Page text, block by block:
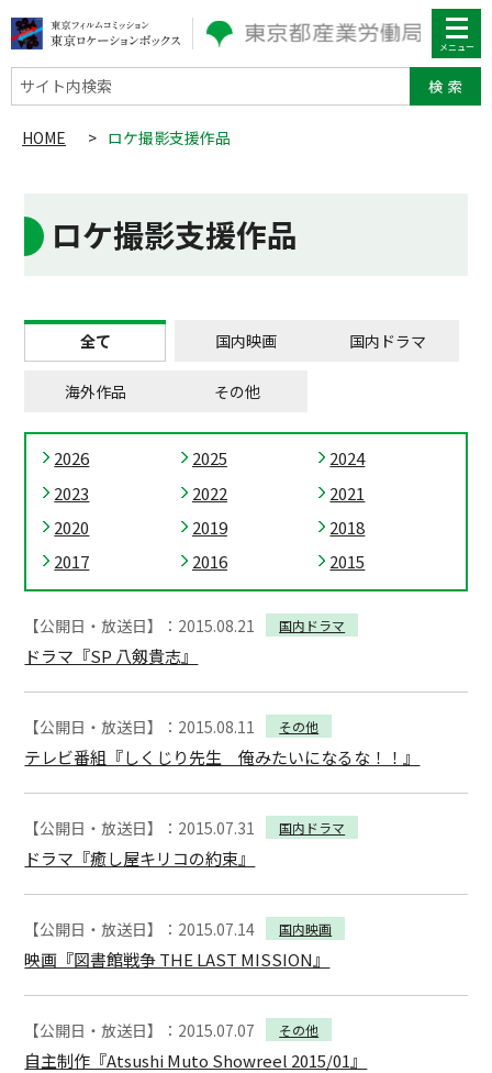
サイト内検索
HOME > ロケ撮影支援作品
ロケ撮影支援作品
全て 国内映画 国内ドラマ
海外作品 その他
2026 2025
2024
2023
2022
2021
2020
2019
2018
2017
2016 2015
【公開日・放送日】：2015.08.21 国内ドラマ
ドラマ『SP 八剱貴志』
【公開日・放送日】：2015.08.11 その他
テレビ番組『しくじり先生 俺みたいになるな！！』
【公開日・放送日】：2015.07.31 国内ドラマ
ドラマ『癒し屋キリコの約束』
【公開日・放送日】：2015.07.14 国内映画
映画『図書館戦争 THE LAST MISSION』
【公開日・放送日】：2015.07.07 その他
自主制作『Atsushi Muto Showreel 2015/01』